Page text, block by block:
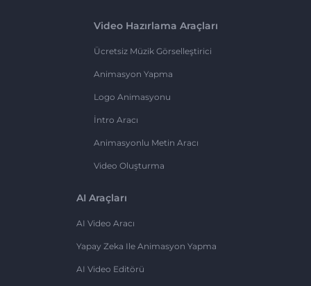
Video Hazırlama Araçları
Ücretsiz Müzik Görselleştirici
Animasyon Yapma
Logo Animasyonu
İntro Aracı
Animasyonlu Metin Aracı
Video Oluşturma
AI Araçları
AI Video Aracı
Yapay Zeka Ile Animasyon Yapma
AI Video Editörü